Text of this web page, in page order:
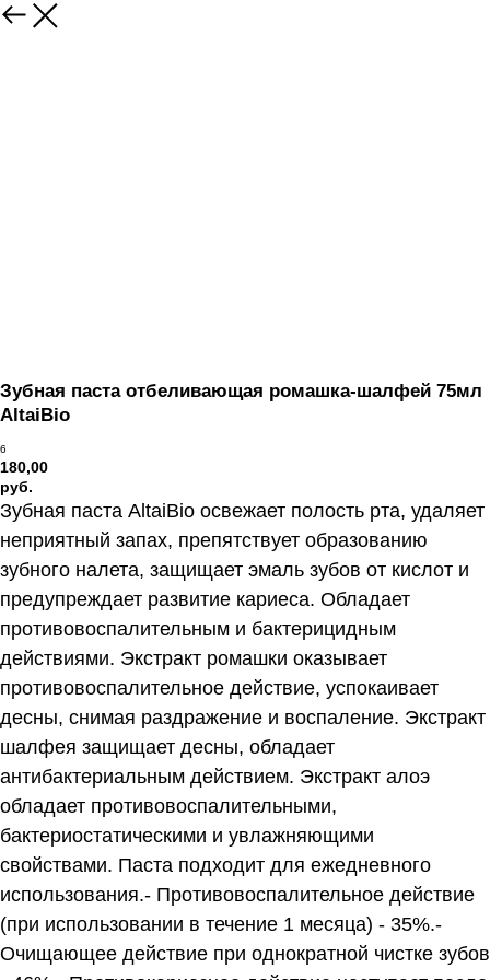
Вернуться
Зубная паста отбеливающая ромашка-шалфей 75мл
AltaiBio
6
180,00
руб.
Зубная паста AltaiBio освежает полость рта, удаляет
неприятный запах, препятствует образованию
зубного налета, защищает эмаль зубов от кислот и
предупреждает развитие кариеса. Обладает
противовоспалительным и бактерицидным
действиями. Экстракт ромашки оказывает
противовоспалительное действие, успокаивает
десны, снимая раздражение и воспаление. Экстракт
шалфея защищает десны, обладает
антибактериальным действием. Экстракт алоэ
обладает противовоспалительными,
бактериостатическими и увлажняющими
свойствами. Паста подходит для ежедневного
использования.- Противовоспалительное действие
(при использовании в течение 1 месяца) - 35%.-
Очищающее действие при однократной чистке зубов